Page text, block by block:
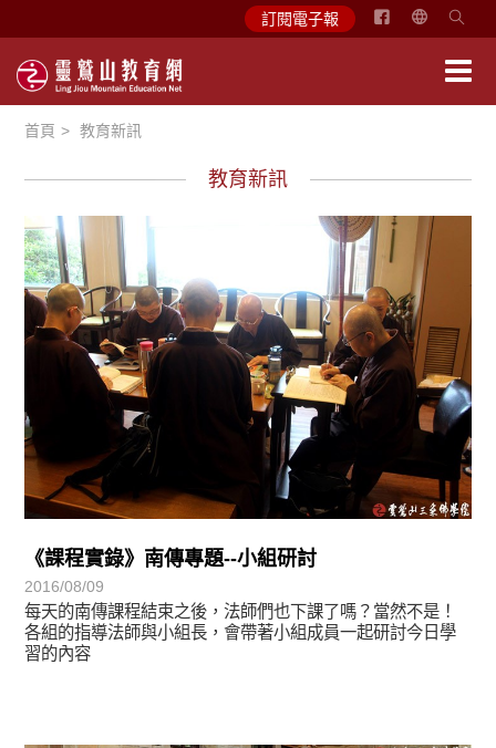
訂閱電子報
简
首頁 教育新訊
教育新訊
《課程實錄》南傳專題--小組研討
2016/08/09
每天的南傳課程結束之後，法師們也下課了嗎？當然不是！
各組的指導法師與小組長，會帶著小組成員一起研討今日學
習的內容
學習分享